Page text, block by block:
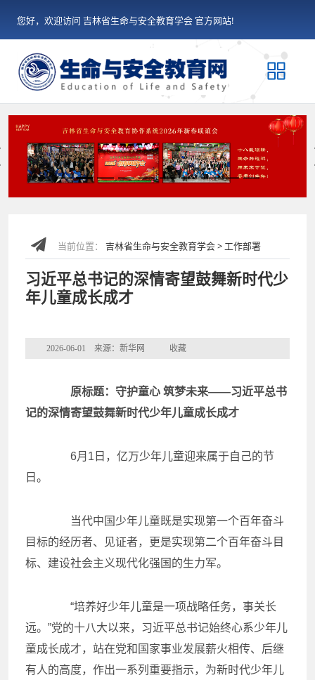
您好，欢迎访问 吉林省生命与安全教育学会 官方网站!
当前位置： 吉林省生命与安全教育学会 > 工作部署
习近平总书记的深情寄望鼓舞新时代少
年儿童成长成才
2026-06-01 来源：新华网 收藏
原标题：守护童心 筑梦未来——习近平总书
记的深情寄望鼓舞新时代少年儿童成长成才
6月1日，亿万少年儿童迎来属于自己的节
日。
当代中国少年儿童既是实现第一个百年奋斗
目标的经历者、见证者，更是实现第二个百年奋斗目
标、建设社会主义现代化强国的生力军。
“培养好少年儿童是一项战略任务，事关长
远。”党的十八大以来，习近平总书记始终心系少年儿
童成长成才，站在党和国家事业发展薪火相传、后继
有人的高度，作出一系列重要指示，为新时代少年儿